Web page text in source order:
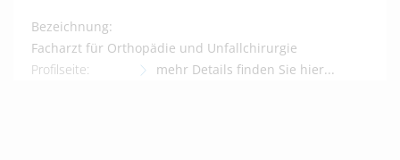
Bezeichnung:
Facharzt für Orthopädie und Unfallchirurgie
Profilseite:
mehr Details finden Sie hier...